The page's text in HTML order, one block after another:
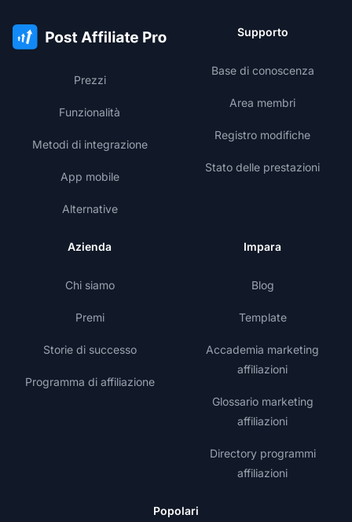
Prezzi
Funzionalità
Metodi di integrazione
App mobile
Alternative
Supporto
Base di conoscenza
Area membri
Registro modifiche
Stato delle prestazioni
Azienda
Chi siamo
Premi
Storie di successo
Programma di affiliazione
Impara
Blog
Template
Accademia marketing
affiliazioni
Glossario marketing
affiliazioni
Directory programmi
affiliazioni
Popolari